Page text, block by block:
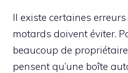
Il existe certaines
motards doivent éviter.
beaucoup de
pensent qu’une boîte